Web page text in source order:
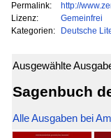
Permalink:
http://
Lizenz:
Gemeinfrei
Kategorien:
Deutsche
Ausgewählte
Sagenbuch
Alle Ausgaben bei